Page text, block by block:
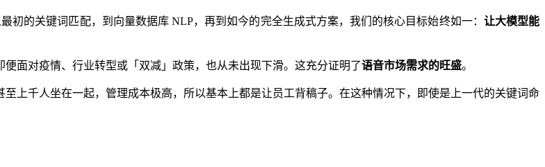
的关键词匹配，到向量数据库 NLP，再到如今的完全生成式方案，我们的核心目标始终如一： 让大模型能
面对疫情、行业转型或「双减」政策，也从未出现下滑。这充分证明了语音市场需求的旺盛。
上千人坐在一起，管理成本极高，所以基本上都是让员工背稿子。在这种情况下，即使是上一代的关键词命